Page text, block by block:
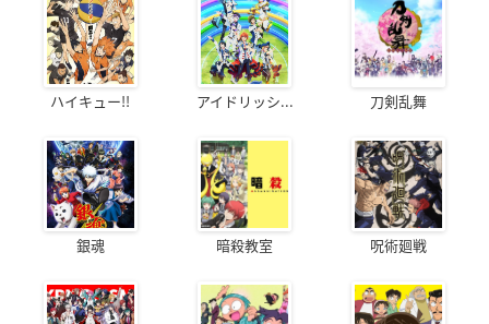
ハイキュー!! アイドリッシ... 刀剣乱舞
銀魂 暗殺教室 呪術廻戦